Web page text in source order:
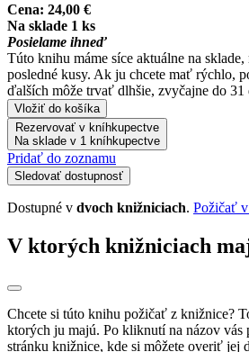
Cena: 24,00 €
Na sklade 1 ks
Posielame ihneď
Túto knihu máme síce aktuálne na sklade,
posledné kusy. Ak ju chcete mať rýchlo,
ďalších môže trvať dlhšie, zvyčajne do 31
Vložiť do košíka
Rezervovať v kníhkupectve
Na sklade v 1 kníhkupectve
Pridať do zoznamu
Sledovať dostupnosť
Dostupné v dvoch knižniciach. Požičať
V ktorých knižniciach
Chcete si túto knihu požičať z knižnice?
ktorých ju majú. Po kliknutí na názov vás
stránku knižnice, kde si môžete overiť jej